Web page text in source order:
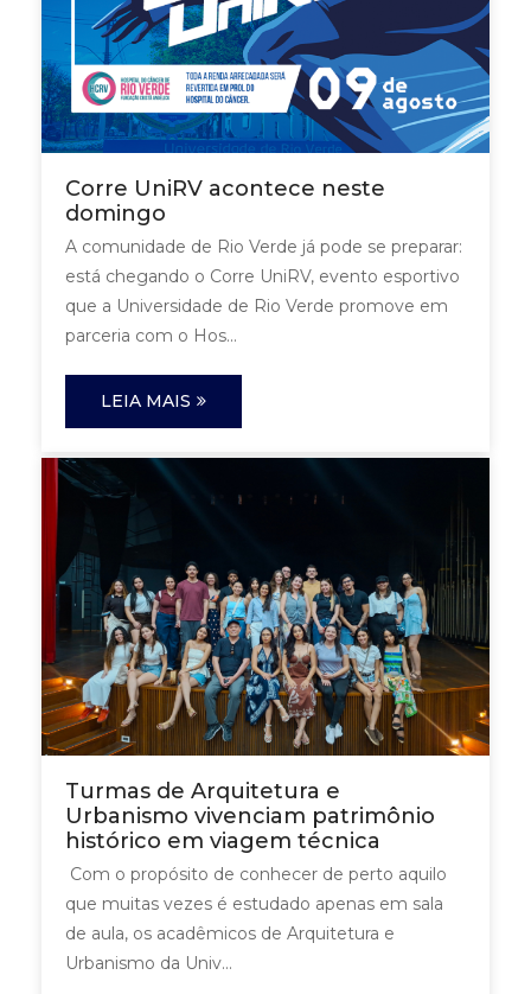
Corre UniRV acontece neste
domingo
A comunidade de Rio Verde já pode se preparar:
está chegando o Corre UniRV, evento esportivo
que a Universidade de Rio Verde promove em
parceria com o Hos...
LEIA MAIS
Turmas de Arquitetura e
Urbanismo vivenciam patrimônio
histórico em viagem técnica
Com o propósito de conhecer de perto aquilo
que muitas vezes é estudado apenas em sala
de aula, os acadêmicos de Arquitetura e
Urbanismo da Univ...